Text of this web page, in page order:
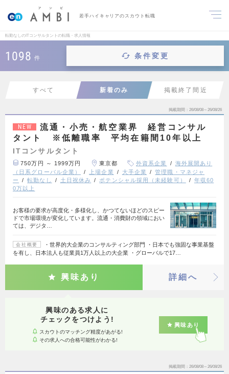
若手ハイキャリアのスカウト転職
転勤なしのITコンサルタントの転職・求人情報
1098 件 条件変更
すべて 新着のみ 掲載終了間近
掲載期間 26/08/08～26/08/26
NEW
流通・小売・航空業界 経営コンサル
タント ※低離職率 平均在籍間10年以上
ITコンサルタント
750万円 ～ 1999万円 東京都 外資系企業
海外展開あり
（日系グローバル企業）
上場企業 大手企業
管理職・マネジャ
ー
転勤なし 土日祝休み ポテンシャル採用（未経験可）
年収60
0万以上
お客様の要求が高度化・多様化し、かつてないほどのスピー
ドで市場環境が変化しています。流通・消費財の領域におい
ては、デジタ…
会社概要
・世界的大企業のコンサルティング部門 ・日本でも強固な事業基盤
を有し、日本法人も従業員1万人以上の大企業 ・グローバルで17…
興味あり 詳細へ
興味のある求人に
チェックをつけよう!
スカウトのマッチング精度があがる!
その求人への合格可能性がわかる!
興味あり
掲載期間 26/08/08～26/08/26